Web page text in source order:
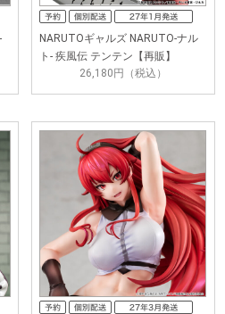
NARUTOギャルズ NARUTO-ナル
ト- 疾風伝 テンテン【再販】
26,180円（税込）